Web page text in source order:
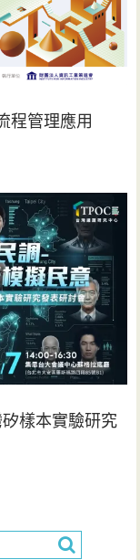
程管理應用
矽樣本實驗研究